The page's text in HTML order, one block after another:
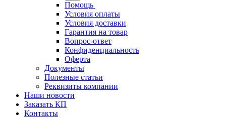
Помощь
Условия оплаты
Условия доставки
Гарантия на товар
Вопрос-ответ
Конфиденциальность
Оферта
Документы
Полезные статьи
Реквизиты компании
Наши новости
Заказать КП
Контакты